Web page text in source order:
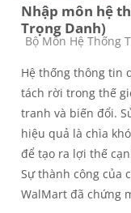
Nhập môn hệ
Trọng Danh)
Course category
Bộ Môn Hệ Thống
Hệ thống thông tin
tách rời trong thế
tranh và biến đổi.
hiệu quả là chìa
để tạo ra lợi thế
Sự thành công của
WalMart đã chứng